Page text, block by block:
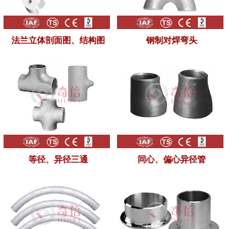
法兰立体剖面图、结构图 钢制对焊弯头
等径、异径三通 同心、偏心异径管